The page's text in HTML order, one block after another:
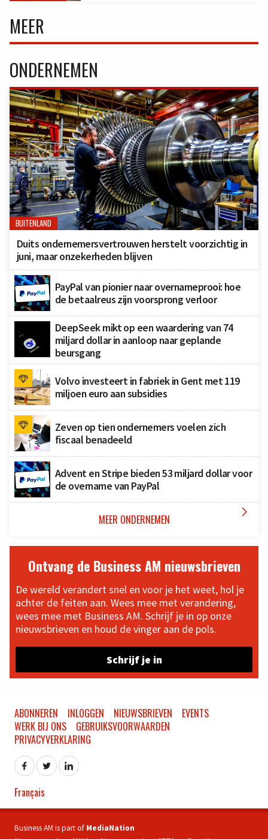
MEER
ONDERNEMEN
BUITENLAND
Duits ondernemersvertrouwen herstelt voorzichtig in
juni, maar onzekerheden blijven
PayPal van pionier naar overnameprooi: hoe
de betaalreus zijn voorsprong verloor
DeepSeek mikt op een waardering van 74
miljard dollar in aanloop naar geplande
beursgang
Volvo investeert in fabriek in Gent met 119
miljoen euro aan subsidies
Zeven op tien ondernemers voelen zich
fiscaal benadeeld
Advent en Stripe bieden 53 miljard dollar voor
de overname van PayPal
MEER ONDERNEMEN 
Ontvang de Business AM nieuwsbrieven
De wereld verandert snel en voor je het weet, hol je
achter de feiten aan. Wees mee met verandering,
wees mee met Business AM. Schrijf je in op onze
nieuwsbrieven en houd de vinger aan de pols.
Schrijf je in
ABONNEREN INLOGGEN NIEUWSBRIEVEN
EVENTS
WERK BIJ ONS
GEBRUIKSVOORWAARDEN
PRIVACYVERKLARING
Français
Business AM is part of MediaNation